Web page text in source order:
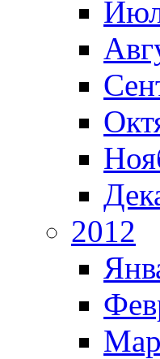
2012